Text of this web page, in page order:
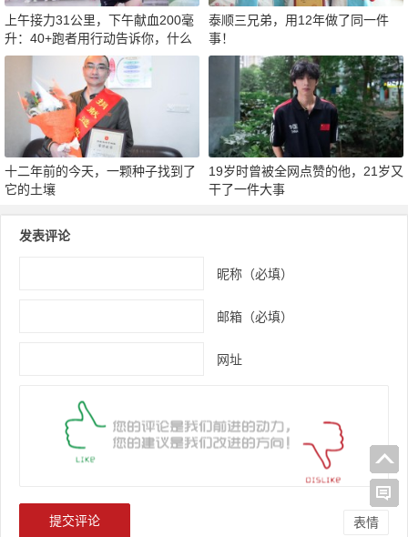
上午接力31公里，下午献血200毫
升：40+跑者用行动告诉你，什么
才是真正的“热血”
泰顺三兄弟，用12年做了同一件
事！
十二年前的今天，一颗种子找到了
它的土壤
19岁时曾被全网点赞的他，21岁又
干了一件大事
发表评论
昵称（必填）
邮箱（必填）
网址
表情